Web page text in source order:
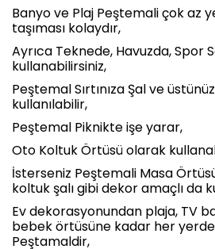
Banyo ve Plaj Peştemali çok az
taşıması kolaydır,
Ayrıca Teknede, Havuzda, Spor
kullanabilirsiniz,
Peştemal Sırtınıza Şal ve
kullanılabilir,
Peştemal Piknikte işe yarar,
Oto Koltuk Örtüsü olarak
İsterseniz Peştemali Masa
koltuk şalı gibi dekor amaçlı da
Ev dekorasyonundan plaja, TV
bebek örtüsüne kadar her yerde
Peştamaldir,